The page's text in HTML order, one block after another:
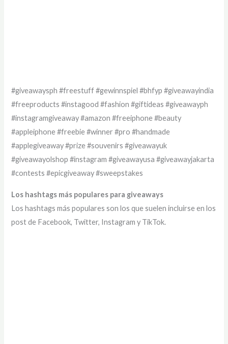
#giveawaysph #freestuff #gewinnspiel #bhfyp #giveawayindia
#freeproducts #instagood #fashion #giftideas #giveawayph
#instagramgiveaway #amazon #freeiphone #beauty
#appleiphone #freebie #winner #pro #handmade
#applegiveaway #prize #souvenirs #giveawayuk
#giveawayolshop #instagram #giveawayusa #giveawayjakarta
#contests #epicgiveaway #sweepstakes
Los hashtags más populares para giveaways
Los hashtags más populares son los que suelen incluirse en los
post de Facebook, Twitter, Instagram y TikTok.